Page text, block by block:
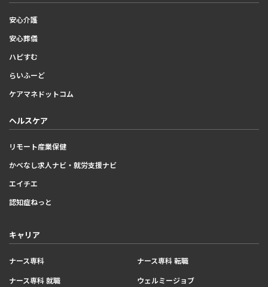
安心介護
安心葬儀
ハピすむ
らいふーど
ケアマネドットコム
ヘルスケア
リモート産業保健
かべなし求人ナビ・就労支援ナビ
エイチエ
認知症ねっと
キャリア
ナース専科
ナース専科 転職
ナース専科 就職
ウェルミージョブ